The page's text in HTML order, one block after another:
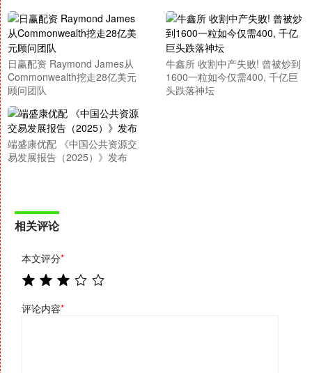
日赢配资 Raymond James从
Commonwealth挖走28亿美元
顾问团队
牛鑫所 收割中产失败! 曾被炒到
1600一粒如今仅需400, 千亿巨
头跌落神坛
端盛康优配 《中国公共资源交
易发展报告（2025）》发布
相关评论
本文评分*
评论内容*